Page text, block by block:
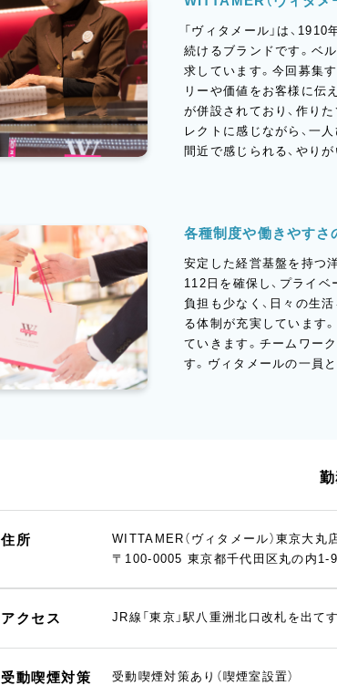
「ヴィタメール」は、
続けるブランドです。ベ
求しています。今回募集
リーや価値をお客様に伝
が併設されており、作り
レクトに感じながら、一
間近で感じられる、やり
各種制度や働きやすさ
安定した経営基盤を持つ
112日を確保し、プライ
負担も少なく、日々の生
る体制が充実しています
ていきます。チームワー
す。ヴィタメールの一員
住所
WITTAMER（ヴィタメール）東京大丸
〒100-0005 東京都千代田区丸の内1-
アクセス JR線「東京」駅八重洲北口改札を出て
受動喫煙対策 受動喫煙対策あり（喫煙室設置）